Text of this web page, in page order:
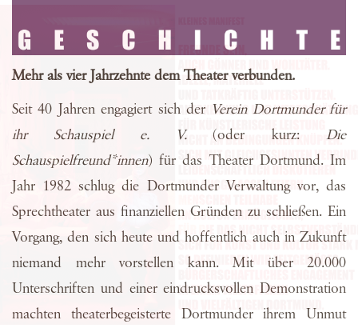
Mehr als vier Jahrzehnte dem Theater verbunden.
Seit 40 Jahren engagiert sich der Verein Dortmunder für
ihr Schauspiel e. V.(oder kurz: Die
Schauspielfreund*innen) für das Theater Dortmund. Im
Jahr 1982 schlug die Dortmunder Verwaltung vor, das
Sprechtheater aus finanziellen Gründen zu schließen. Ein
Vorgang, den sich heute und hoffentlich auch in Zukunft
niemand mehr vorstellen kann. Mit über 20.000
Unterschriften und einer eindrucksvollen Demonstration
machten theaterbegeisterte Dortmunder ihrem Unmut